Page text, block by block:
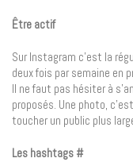
Être actif
Sur Instagram c’est la
deux fois par semaine en
Il ne faut pas hésiter à
proposés. Une photo,
toucher un public plus
Les hashtags #